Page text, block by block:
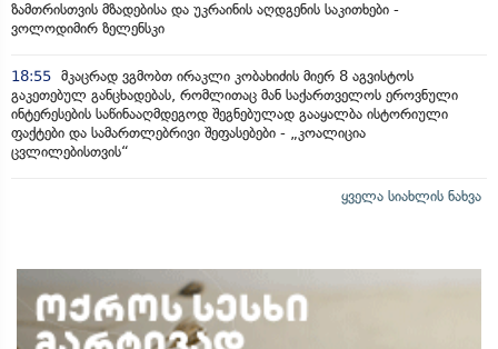
ზამთრისთვის მზადებისა და უკრაინის აღდგენის საკითხები -
ვოლოდიმირ ზელენსკი
18:55 მკაცრად ვგმობთ ირაკლი კობახიძის მიერ 8 აგვისტოს
გაკეთებულ განცხადებას, რომლითაც მან საქართველოს ეროვნული
ინტერესების საწინააღმდეგოდ შეგნებულად გააყალბა ისტორიული
ფაქტები და სამართლებრივი შეფასებები - „კოალიცია
ცვლილებისთვის“
ყველა სიახლის ნახვა